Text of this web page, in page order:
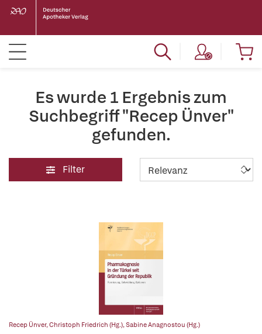
Es wurde 1 Ergebnis zum
Suchbegriff "Recep Ünver"
gefunden.
Filter
Recep Ünver,Christoph Friedrich (Hg.),Sabine Anagnostou (Hg.)